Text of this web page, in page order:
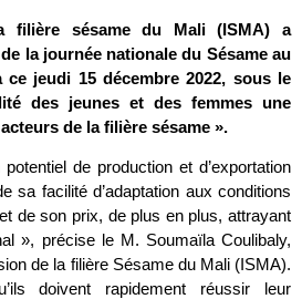
filière sésame du Mali (ISMA) a
la journée nationale du Sésame au
jeudi 15 décembre 2022, sous le
des jeunes et des femmes une
de la filière sésame ».
de production et d’exportation
sa facilité d’adaptation aux conditions
de son prix, de plus en plus, attrayant
», précise le M. Soumaïla Coulibaly,
de la filière Sésame du Mali (ISMA).
doivent rapidement réussir leur